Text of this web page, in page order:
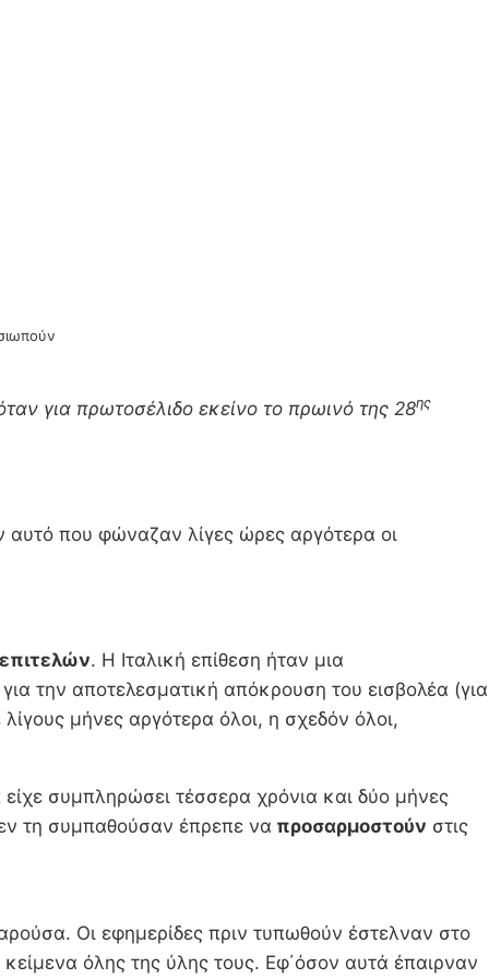
για πρωτοσέλιδο εκείνο το πρωινό της 28ης
αυτό που φώναζαν λίγες ώρες αργότερα οι
επιτελών. Η Ιταλική επίθεση ήταν μια
την αποτελεσματική απόκρουση του εισβολέα (για
μήνες αργότερα όλοι, η σχεδόν όλοι,
είχε συμπληρώσει τέσσερα χρόνια και δύο μήνες
τη συμπαθούσαν έπρεπε να προσαρμοστούν στις
Οι εφημερίδες πριν τυπωθούν έστελναν στο
κείμενα όλης της ύλης τους. Εφ΄όσον αυτά έπαιρναν